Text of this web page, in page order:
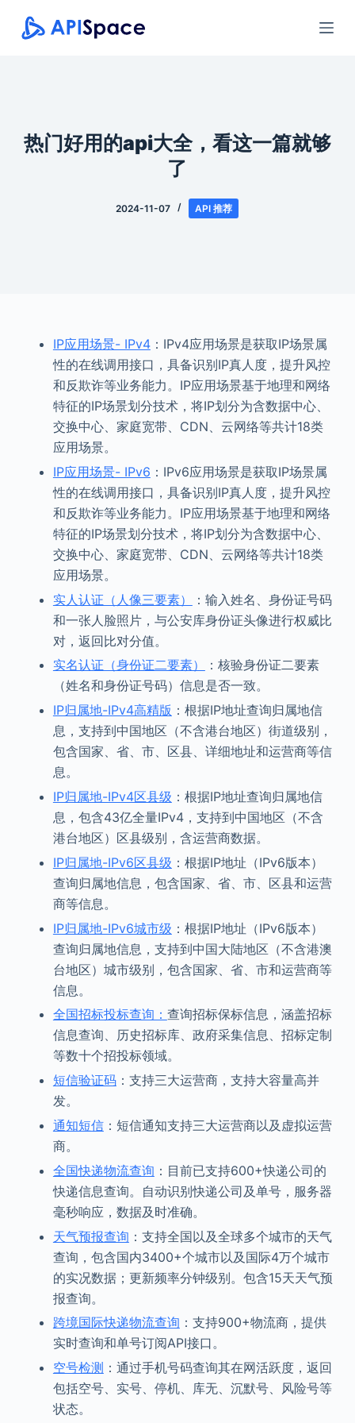
跳
过
热门好用的api大全，看这一篇就够
了
2024-11-07 API 推荐
IP应用场景- IPv4：IPv4应用场景是获取IP场景属
性的在线调用接口，具备识别IP真人度，提升风控
和反欺诈等业务能力。IP应用场景基于地理和网络
特征的IP场景划分技术，将IP划分为含数据中心、
交换中心、家庭宽带、CDN、云网络等共计18类
应用场景。
IP应用场景- IPv6 ：IPv6应用场景是获取IP场景属
性的在线调用接口，具备识别IP真人度，提升风控
和反欺诈等业务能力。IP应用场景基于地理和网络
特征的IP场景划分技术，将IP划分为含数据中心、
交换中心、家庭宽带、CDN、云网络等共计18类
应用场景。
实人认证（人像三要素）
：输入姓名、身份证号码
和一张人脸照片，与公安库身份证头像进行权威比
对，返回比对分值。
实名认证（身份证二要素）
：核验身份证二要素
（姓名和身份证号码）信息是否一致。
IP归属地-IPv4高精版 ：根据IP地址查询归属地信
息，支持到中国地区（不含港台地区）街道级别，
包含国家、省、市、区县、详细地址和运营商等信
息。
IP归属地-IPv4区县级 ：根据IP地址查询归属地信
息，包含43亿全量IPv4，支持到中国地区（不含
港台地区）区县级别，含运营商数据。
IP归属地-IPv6区县级 ：根据IP地址（IPv6版本）
查询归属地信息，包含国家、省、市、区县和运营
商等信息。
IP归属地-IPv6城市级 ：根据IP地址（IPv6版本）
查询归属地信息，支持到中国大陆地区（不含港澳
台地区）城市级别，包含国家、省、市和运营商等
信息。
全国招标投标查询： 查询招标保标信息，涵盖招标
信息查询、历史招标库、政府采集信息、招标定制
等数十个招投标领域。
短信验证码：支持三大运营商，支持大容量高并
发。
通知短信：短信通知支持三大运营商以及虚拟运营
商。
全国快递物流查询 ：目前已支持600+快递公司的
快递信息查询。自动识别快递公司及单号，服务器
毫秒响应，数据及时准确。
天气预报查询 ：支持全国以及全球多个城市的天气
查询，包含国内3400+个城市以及国际4万个城市
的实况数据；更新频率分钟级别。包含15天天气预
报查询。
跨境国际快递物流查询 ：支持900+物流商，提供
实时查询和单号订阅API接口。
空号检测 ：通过手机号码查询其在网活跃度，返回
包括空号、实号、停机、库无、沉默号、风险号等
状态。